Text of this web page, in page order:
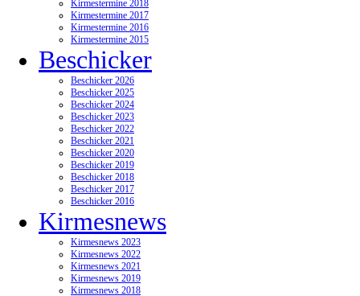
Kirmestermine 2018
Kirmestermine 2017
Kirmestermine 2016
Kirmestermine 2015
Beschicker
Beschicker 2026
Beschicker 2025
Beschicker 2024
Beschicker 2023
Beschicker 2022
Beschicker 2021
Beschicker 2020
Beschicker 2019
Beschicker 2018
Beschicker 2017
Beschicker 2016
Kirmesnews
Kirmesnews 2023
Kirmesnews 2022
Kirmesnews 2021
Kirmesnews 2019
Kirmesnews 2018